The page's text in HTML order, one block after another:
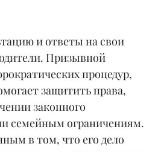
и ответы на свои
Призывной
процедур,
защитить права,
законного
семейным ограничениям.
в том, что его дело